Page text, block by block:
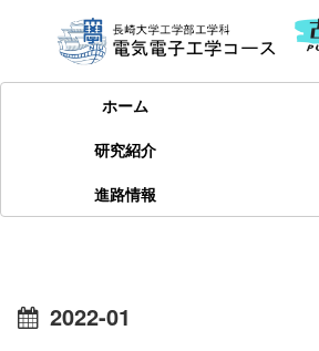
ホーム
研究紹介
進路情報
2022-01